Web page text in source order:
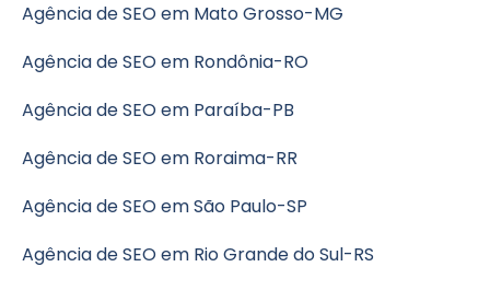
Agência de SEO em Mato Grosso-MG
Agência de SEO em Rondônia-RO
Agência de SEO em Paraíba-PB
Agência de SEO em Roraima-RR
Agência de SEO em São Paulo-SP
Agência de SEO em Rio Grande do Sul-RS